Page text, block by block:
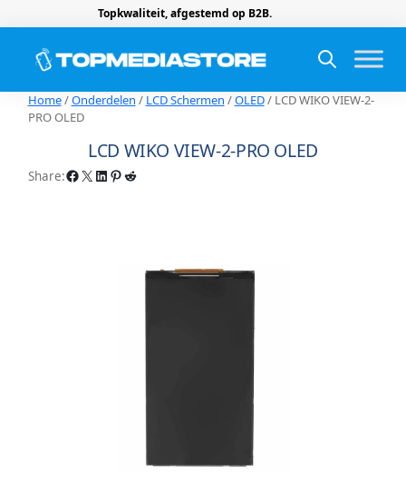
Topkwaliteit, afgestemd op B2B.
Home/Onderdelen / LCD Schermen /OLED/ LCD WIKO VIEW-2-
PRO OLED
LCD WIKO VIEW-2-PRO OLED
Share:Facebook X LinkedIn Pinterest Reddit